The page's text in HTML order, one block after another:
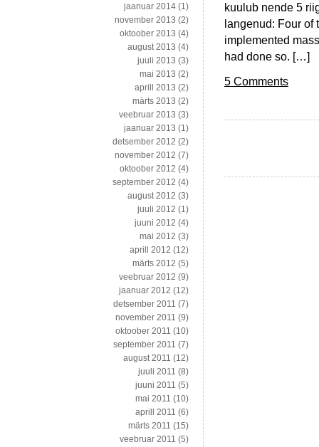
kuulub nende 5
langenud: Four of
implemented
had done so. […]
5 Comments
jaanuar 2014 (1)
november 2013 (2)
oktoober 2013 (4)
august 2013 (4)
juuli 2013 (3)
mai 2013 (2)
aprill 2013 (2)
märts 2013 (2)
veebruar 2013 (3)
jaanuar 2013 (1)
detsember 2012 (2)
november 2012 (7)
oktoober 2012 (4)
september 2012 (4)
august 2012 (3)
juuli 2012 (1)
juuni 2012 (4)
mai 2012 (3)
aprill 2012 (12)
märts 2012 (5)
veebruar 2012 (9)
jaanuar 2012 (12)
detsember 2011 (7)
november 2011 (9)
oktoober 2011 (10)
september 2011 (7)
august 2011 (12)
juuli 2011 (8)
juuni 2011 (5)
mai 2011 (10)
aprill 2011 (6)
märts 2011 (15)
veebruar 2011 (5)